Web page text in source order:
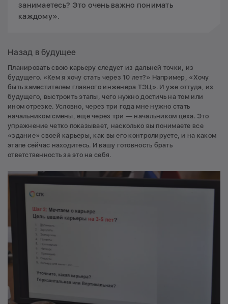
занимаетесь? Это очень важно понимать
каждому».
Назад в будущее
Планировать свою карьеру следует из дальней точки, из
будущего. «Кем я хочу стать через 10 лет?» Например, «Хочу
быть заместителем главного инженера ТЭЦ». И уже оттуда, из
будущего, выстроить этапы, чего нужно достичь на том или
ином отрезке. Условно, через три года мне нужно стать
начальником смены, еще через три — начальником цеха. Это
упражнение четко показывает, насколько вы понимаете все
«здание» своей карьеры, как вы его контролируете, и на каком
этапе сейчас находитесь. И вашу готовность брать
ответственность за это на себя.